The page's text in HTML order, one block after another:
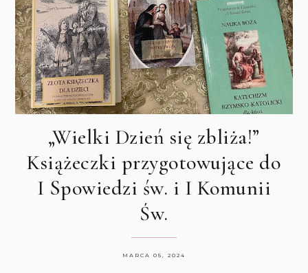
„Wielki Dzień się zbliża!”
Książeczki przygotowujące do
I Spowiedzi św. i I Komunii
Św.
MARCA 05, 2024